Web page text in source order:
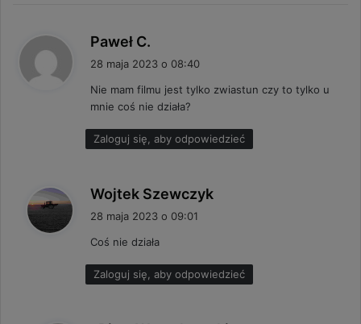
Paweł C.
z
e
:
28 maja 2023 o 08:40
Nie mam filmu jest tylko zwiastun czy to tylko u
mnie coś nie działa?
Zaloguj się, aby odpowiedzieć
Wojtek Szewczyk
e
:
28 maja 2023 o 09:01
Coś nie działa
Zaloguj się, aby odpowiedzieć